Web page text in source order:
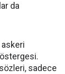
da
askeri
sadece